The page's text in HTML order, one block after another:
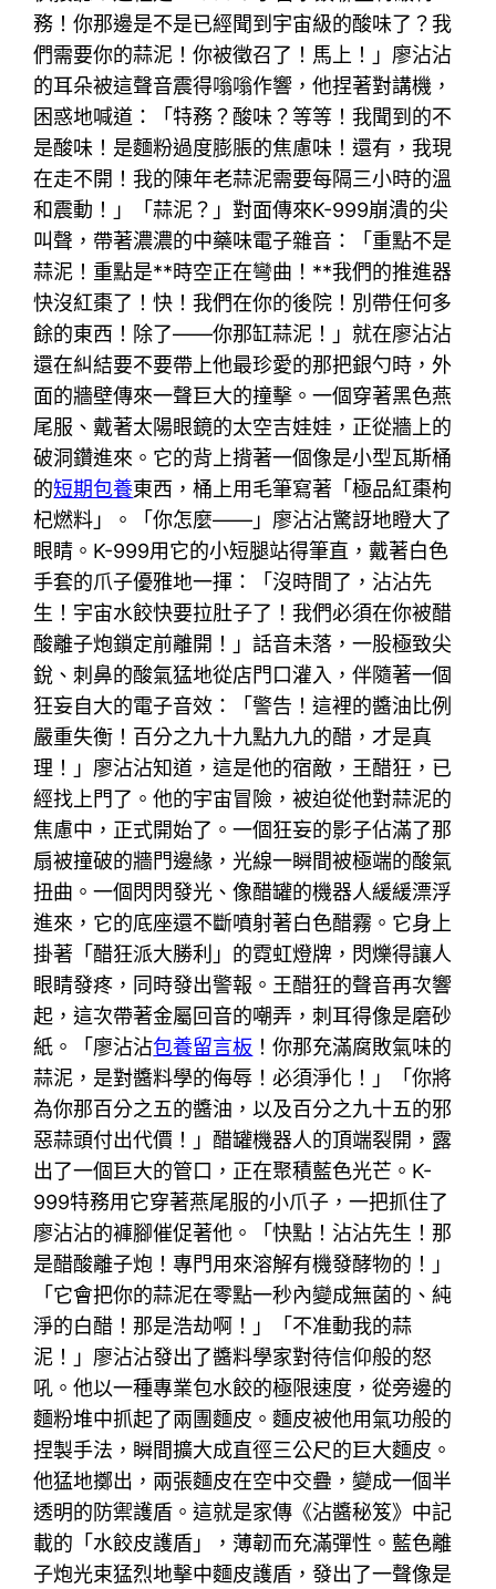
務！你那邊是不是已經聞到宇宙級的酸味了？我
們需要你的蒜泥！你被徵召了！馬上！」廖沾沾
的耳朵被這聲音震得嗡嗡作響，他捏著對講機，
困惑地喊道：「特務？酸味？等等！我聞到的不
是酸味！是麵粉過度膨脹的焦慮味！還有，我現
在走不開！我的陳年老蒜泥需要每隔三小時的溫
和震動！」「蒜泥？」對面傳來K-999崩潰的尖
叫聲，帶著濃濃的中藥味電子雜音：「重點不是
蒜泥！重點是**時空正在彎曲！**我們的推進器
快沒紅棗了！快！我們在你的後院！別帶任何多
餘的東西！除了——你那缸蒜泥！」就在廖沾沾
還在糾結要不要帶上他最珍愛的那把銀勺時，外
面的牆壁傳來一聲巨大的撞擊。一個穿著黑色燕
尾服、戴著太陽眼鏡的太空吉娃娃，正從牆上的
破洞鑽進來。它的背上揹著一個像是小型瓦斯桶
的短期包養東西，桶上用毛筆寫著「極品紅棗枸
杞燃料」。「你怎麼——」廖沾沾驚訝地瞪大了
眼睛。K-999用它的小短腿站得筆直，戴著白色
手套的爪子優雅地一揮：「沒時間了，沾沾先
生！宇宙水餃快要拉肚子了！我們必須在你被醋
酸離子炮鎖定前離開！」話音未落，一股極致尖
銳、刺鼻的酸氣猛地從店門口灌入，伴隨著一個
狂妄自大的電子音效：「警告！這裡的醬油比例
嚴重失衡！百分之九十九點九九的醋，才是真
理！」廖沾沾知道，這是他的宿敵，王醋狂，已
經找上門了。他的宇宙冒險，被迫從他對蒜泥的
焦慮中，正式開始了。一個狂妄的影子佔滿了那
扇被撞破的牆門邊緣，光線一瞬間被極端的酸氣
扭曲。一個閃閃發光、像醋罐的機器人緩緩漂浮
進來，它的底座還不斷噴射著白色醋霧。它身上
掛著「醋狂派大勝利」的霓虹燈牌，閃爍得讓人
眼睛發疼，同時發出警報。王醋狂的聲音再次響
起，這次帶著金屬回音的嘲弄，刺耳得像是磨砂
紙。「廖沾沾包養留言板 ！你那充滿腐敗氣味的
蒜泥，是對醬料學的侮辱！必須淨化！」「你將
為你那百分之五的醬油，以及百分之九十五的邪
惡蒜頭付出代價！」醋罐機器人的頂端裂開，露
出了一個巨大的管口，正在聚積藍色光芒。K-
999特務用它穿著燕尾服的小爪子，一把抓住了
廖沾沾的褲腳催促著他。「快點！沾沾先生！那
是醋酸離子炮！專門用來溶解有機發酵物的！」
「它會把你的蒜泥在零點一秒內變成無菌的、純
淨的白醋！那是浩劫啊！」「不准動我的蒜
泥！」廖沾沾發出了醬料學家對待信仰般的怒
吼。他以一種專業包水餃的極限速度，從旁邊的
麵粉堆中抓起了兩團麵皮。麵皮被他用氣功般的
捏製手法，瞬間擴大成直徑三公尺的巨大麵皮。
他猛地擲出，兩張麵皮在空中交疊，變成一個半
透明的防禦護盾。這就是家傳《沾醬秘笈》中記
載的「水餃皮護盾」，薄韌而充滿彈性。藍色離
子炮光束猛烈地擊中麵皮護盾，發出了一聲像是